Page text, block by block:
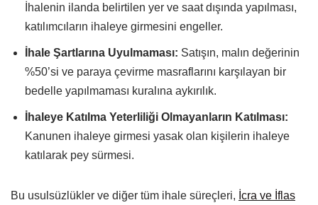
İhalenin ilanda belirtilen yer ve saat dışında yapılması,
katılımcıların ihaleye girmesini engeller.
İhale Şartlarına Uyulmaması: Satışın, malın değerinin
%50’si ve paraya çevirme masraflarını karşılayan bir
bedelle yapılmaması kuralına aykırılık.
İhaleye Katılma Yeterliliği Olmayanların Katılması:
Kanunen ihaleye girmesi yasak olan kişilerin ihaleye
katılarak pey sürmesi.
Bu usulsüzlükler ve diğer tüm ihale süreçleri, İcra ve İflas